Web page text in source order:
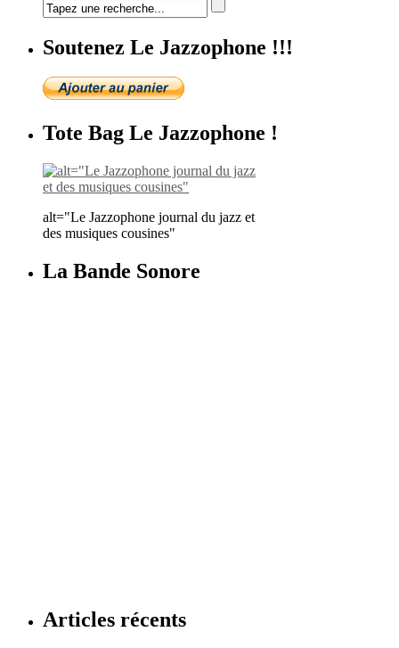
Soutenez Le Jazzophone !!!
Tote Bag Le Jazzophone !
alt="Le Jazzophone journal du jazz et
des musiques cousines"
La Bande Sonore
Articles récents